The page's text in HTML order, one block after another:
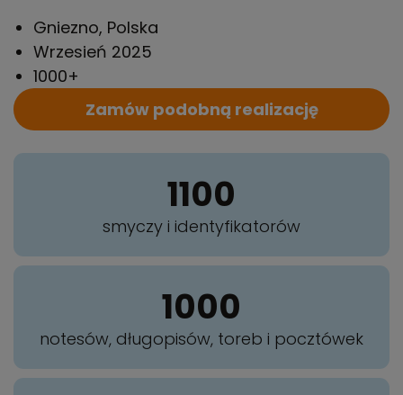
Gniezno, Polska
Wrzesień 2025
1000+
Zamów podobną realizację
1100
smyczy i identyfikatorów
1000
notesów, długopisów, toreb i pocztówek